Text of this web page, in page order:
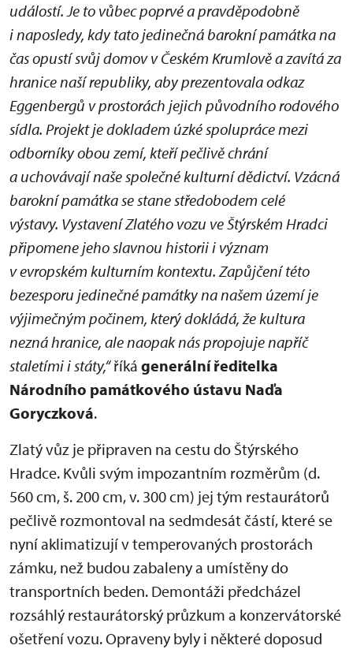
událostí. Je to vůbec poprvé a pravděpodobně
i naposledy, kdy tato jedinečná barokní památka na
čas opustí svůj domov v Českém Krumlově a zavítá za
hranice naší republiky, aby prezentovala odkaz
Eggenbergů v prostorách jejich původního rodového
sídla. Projekt je dokladem úzké spolupráce mezi
odborníky obou zemí, kteří pečlivě chrání
a uchovávají naše společné kulturní dědictví. Vzácná
barokní památka se stane středobodem celé
výstavy. Vystavení Zlatého vozu ve Štýrském Hradci
připomene jeho slavnou historii i význam
v evropském kulturním kontextu. Zapůjčení této
bezesporu jedinečné památky na našem území je
výjimečným počinem, který dokládá, že kultura
nezná hranice, ale naopak nás propojuje napříč
staletími i státy,“říká generální ředitelka
Národního památkového ústavu Naďa
Goryczková.
Zlatý vůz je připraven na cestu do Štýrského
Hradce. Kvůli svým impozantním rozměrům (d.
560 cm, š. 200 cm, v. 300 cm) jej tým restaurátorů
pečlivě rozmontoval na sedmdesát částí, které se
nyní aklimatizují v temperovaných prostorách
zámku, než budou zabaleny a umístěny do
transportních beden. Demontáži předcházel
rozsáhlý restaurátorský průzkum a konzervátorské
ošetření vozu. Opraveny byly i některé doposud